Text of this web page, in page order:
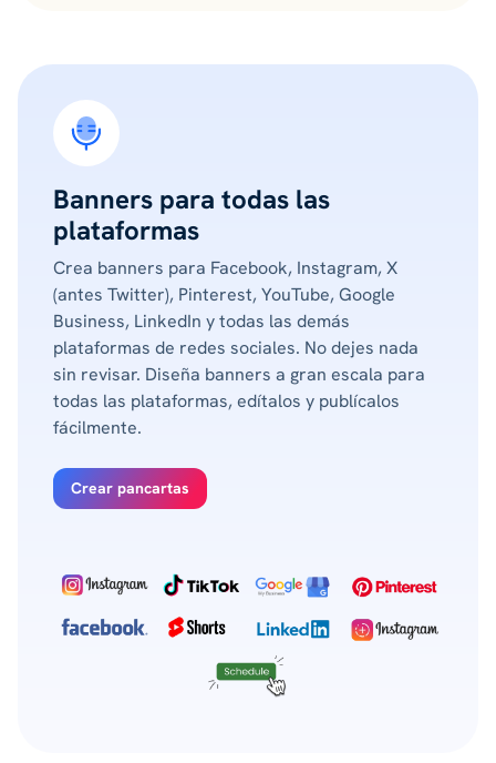
Banners para todas las
plataformas
Crea banners para Facebook, Instagram, X
(antes Twitter), Pinterest, YouTube, Google
Business, LinkedIn y todas las demás
plataformas de redes sociales. No dejes nada
sin revisar. Diseña banners a gran escala para
todas las plataformas, edítalos y publícalos
fácilmente.
Crear pancartas